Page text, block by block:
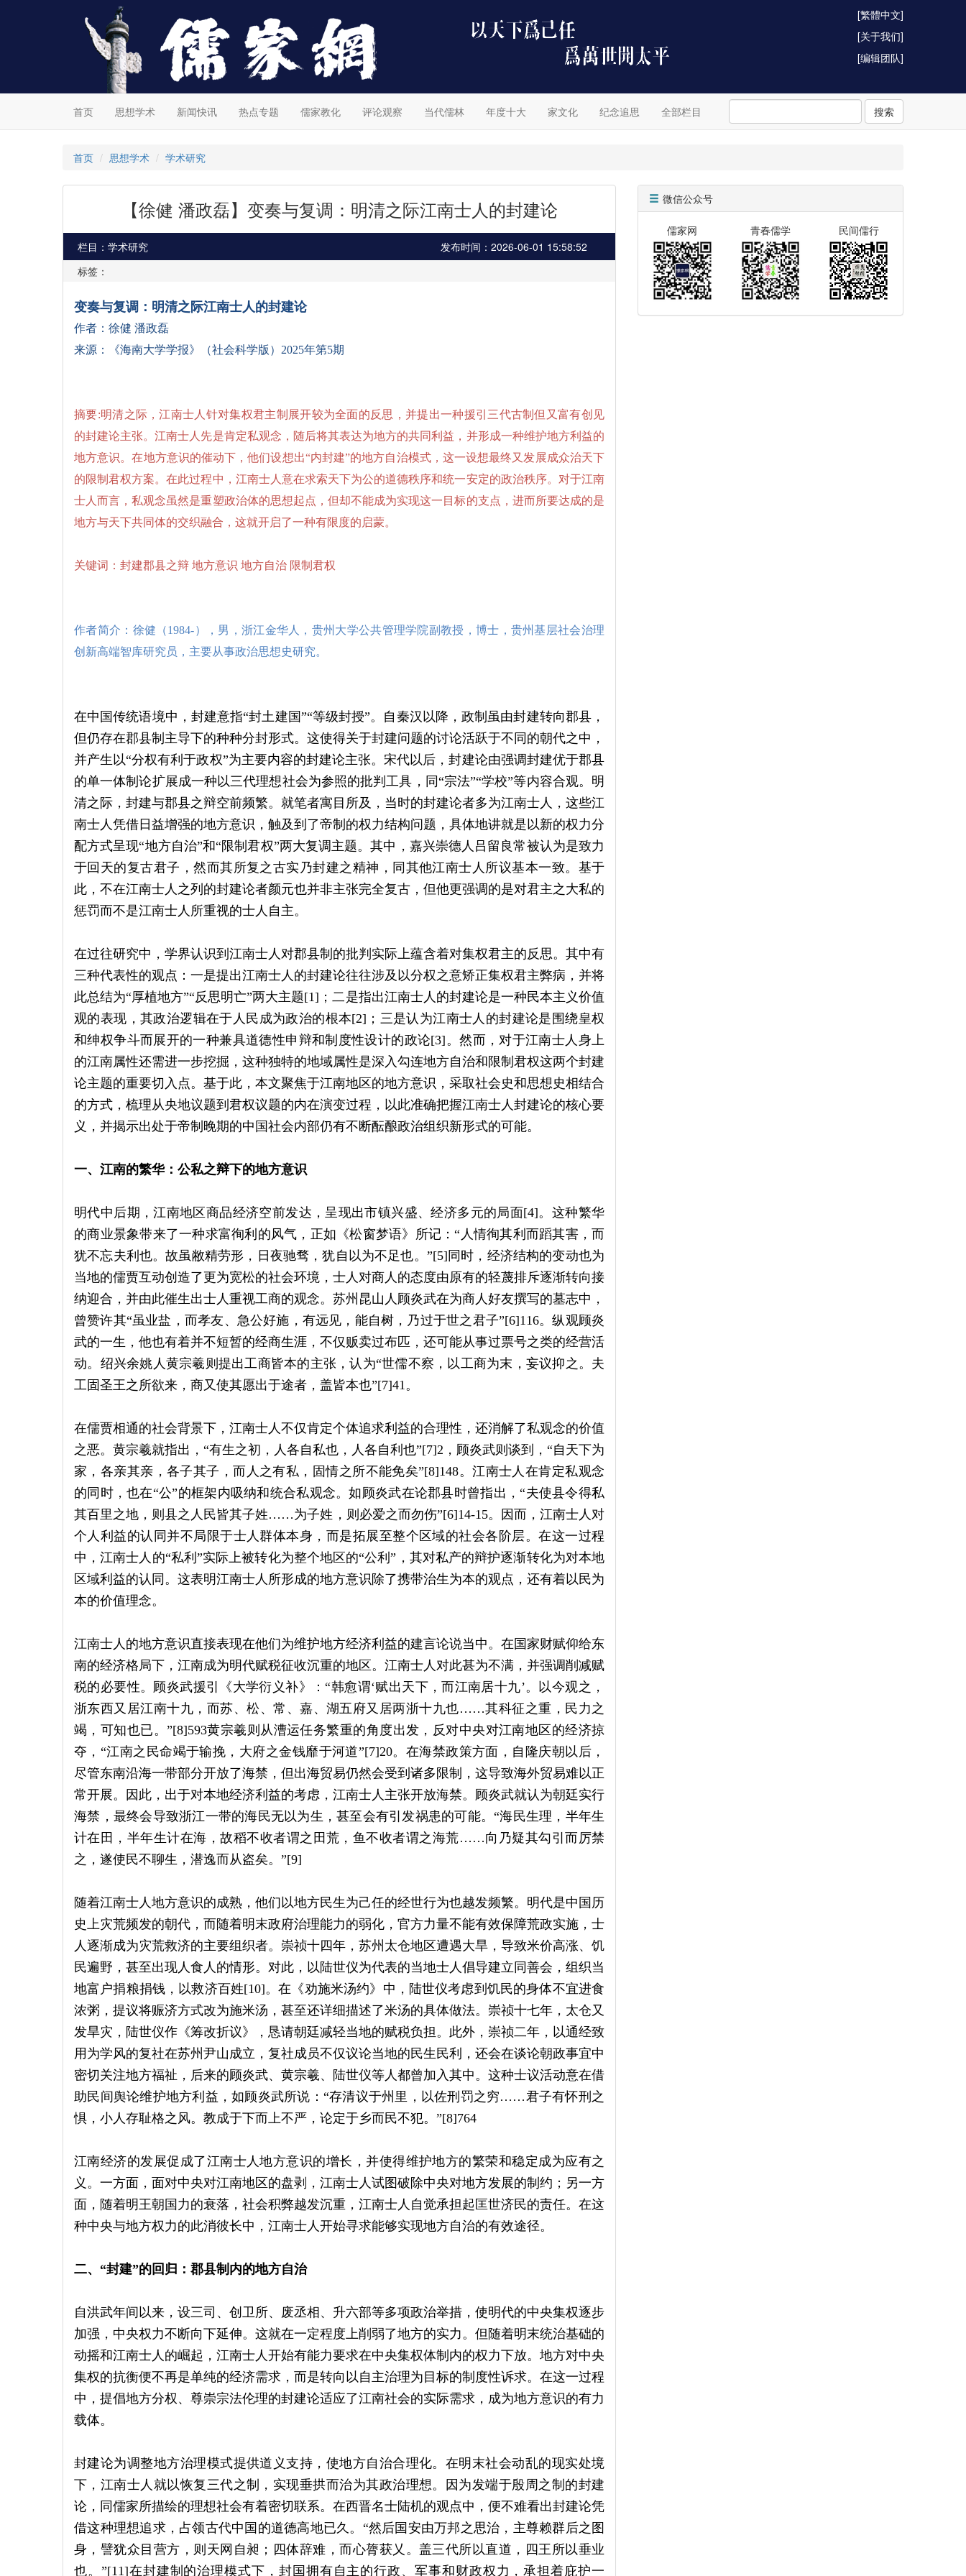
[繁體中文]
[关于我们]
[编辑团队]
首页 思想学术 新闻快讯 热点专题 儒家教化 评论观察 当代儒林 年度十大 家文化 纪念追思 全部栏目 搜索
首页 思想学术 学术研究
【徐健 潘政磊】变奏与复调：明清之际江南士人的封建论
栏目：学术研究
发布时间：2026-06-01 15:58:52
标签：
变奏与复调：明清之际江南士人的封建论
作者：徐健 潘政磊
来源：《海南大学学报》（社会科学版）2025年第5期
摘要:明清之际，江南士人针对集权君主制展开较为全面的反思，并提出一种援引三代古制但又富有创见
的封建论主张。江南士人先是肯定私观念，随后将其表达为地方的共同利益，并形成一种维护地方利益的
地方意识。在地方意识的催动下，他们设想出“内封建”的地方自治模式，这一设想最终又发展成众治天下
的限制君权方案。在此过程中，江南士人意在求索天下为公的道德秩序和统一安定的政治秩序。对于江南
士人而言，私观念虽然是重塑政治体的思想起点，但却不能成为实现这一目标的支点，进而所要达成的是
地方与天下共同体的交织融合，这就开启了一种有限度的启蒙。
关键词：封建郡县之辩 地方意识 地方自治 限制君权
作者简介：徐健（1984-），男，浙江金华人，贵州大学公共管理学院副教授，博士，贵州基层社会治理
创新高端智库研究员，主要从事政治思想史研究。
在中国传统语境中，封建意指“封土建国”“等级封授”。自秦汉以降，政制虽由封建转向郡县，
但仍存在郡县制主导下的种种分封形式。这使得关于封建问题的讨论活跃于不同的朝代之中，
并产生以“分权有利于政权”为主要内容的封建论主张。宋代以后，封建论由强调封建优于郡县
的单一体制论扩展成一种以三代理想社会为参照的批判工具，同“宗法”“学校”等内容合观。明
清之际，封建与郡县之辩空前频繁。就笔者寓目所及，当时的封建论者多为江南士人，这些江
南士人凭借日益增强的地方意识，触及到了帝制的权力结构问题，具体地讲就是以新的权力分
配方式呈现“地方自治”和“限制君权”两大复调主题。其中，嘉兴崇德人吕留良常被认为是致力
于回天的复古君子，然而其所复之古实乃封建之精神，同其他江南士人所议基本一致。基于
此，不在江南士人之列的封建论者颜元也并非主张完全复古，但他更强调的是对君主之大私的
惩罚而不是江南士人所重视的士人自主。
在过往研究中，学界认识到江南士人对郡县制的批判实际上蕴含着对集权君主的反思。其中有
三种代表性的观点：一是提出江南士人的封建论往往涉及以分权之意矫正集权君主弊病，并将
此总结为“厚植地方”“反思明亡”两大主题[1]；二是指出江南士人的封建论是一种民本主义价值
观的表现，其政治逻辑在于人民成为政治的根本[2]；三是认为江南士人的封建论是围绕皇权
和绅权争斗而展开的一种兼具道德性申辩和制度性设计的政论[3]。然而，对于江南士人身上
的江南属性还需进一步挖掘，这种独特的地域属性是深入勾连地方自治和限制君权这两个封建
论主题的重要切入点。基于此，本文聚焦于江南地区的地方意识，采取社会史和思想史相结合
的方式，梳理从央地议题到君权议题的内在演变过程，以此准确把握江南士人封建论的核心要
义，并揭示出处于帝制晚期的中国社会内部仍有不断酝酿政治组织新形式的可能。
一、江南的繁华：公私之辩下的地方意识
明代中后期，江南地区商品经济空前发达，呈现出市镇兴盛、经济多元的局面[4]。这种繁华
的商业景象带来了一种求富徇利的风气，正如《松窗梦语》所记：“人情徇其利而蹈其害，而
犹不忘夫利也。故虽敝精劳形，日夜驰骛，犹自以为不足也。”[5]同时，经济结构的变动也为
当地的儒贾互动创造了更为宽松的社会环境，士人对商人的态度由原有的轻蔑排斥逐渐转向接
纳迎合，并由此催生出士人重视工商的观念。苏州昆山人顾炎武在为商人好友撰写的墓志中，
曾赞许其“虽业盐，而孝友、急公好施，有远见，能自树，乃过于世之君子”[6]116。纵观顾炎
武的一生，他也有着并不短暂的经商生涯，不仅贩卖过布匹，还可能从事过票号之类的经营活
动。绍兴余姚人黄宗羲则提出工商皆本的主张，认为“世儒不察，以工商为末，妄议抑之。夫
工固圣王之所欲来，商又使其愿出于途者，盖皆本也”[7]41。
在儒贾相通的社会背景下，江南士人不仅肯定个体追求利益的合理性，还消解了私观念的价值
之恶。黄宗羲就指出，“有生之初，人各自私也，人各自利也”[7]2，顾炎武则谈到，“自天下为
家，各亲其亲，各子其子，而人之有私，固情之所不能免矣”[8]148。江南士人在肯定私观念
的同时，也在“公”的框架内吸纳和统合私观念。如顾炎武在论郡县时曾指出，“夫使县令得私
其百里之地，则县之人民皆其子姓……为子姓，则必爱之而勿伤”[6]14-15。因而，江南士人对
个人利益的认同并不局限于士人群体本身，而是拓展至整个区域的社会各阶层。在这一过程
中，江南士人的“私利”实际上被转化为整个地区的“公利”，其对私产的辩护逐渐转化为对本地
区域利益的认同。这表明江南士人所形成的地方意识除了携带治生为本的观点，还有着以民为
本的价值理念。
江南士人的地方意识直接表现在他们为维护地方经济利益的建言论说当中。在国家财赋仰给东
南的经济格局下，江南成为明代赋税征收沉重的地区。江南士人对此甚为不满，并强调削减赋
税的必要性。顾炎武援引《大学衍义补》：“韩愈谓‘赋出天下，而江南居十九’。以今观之，
浙东西又居江南十九，而苏、松、常、嘉、湖五府又居两浙十九也……其科征之重，民力之
竭，可知也已。”[8]593黄宗羲则从漕运任务繁重的角度出发，反对中央对江南地区的经济掠
夺，“江南之民命竭于输挽，大府之金钱靡于河道”[7]20。在海禁政策方面，自隆庆朝以后，
尽管东南沿海一带部分开放了海禁，但出海贸易仍然会受到诸多限制，这导致海外贸易难以正
常开展。因此，出于对本地经济利益的考虑，江南士人主张开放海禁。顾炎武就认为朝廷实行
海禁，最终会导致浙江一带的海民无以为生，甚至会有引发祸患的可能。“海民生理，半年生
计在田，半年生计在海，故稻不收者谓之田荒，鱼不收者谓之海荒……向乃疑其勾引而厉禁
之，遂使民不聊生，潜逸而从盗矣。”[9]
随着江南士人地方意识的成熟，他们以地方民生为己任的经世行为也越发频繁。明代是中国历
史上灾荒频发的朝代，而随着明末政府治理能力的弱化，官方力量不能有效保障荒政实施，士
人逐渐成为灾荒救济的主要组织者。崇祯十四年，苏州太仓地区遭遇大旱，导致米价高涨、饥
民遍野，甚至出现人食人的情形。对此，以陆世仪为代表的当地士人倡导建立同善会，组织当
地富户捐粮捐钱，以救济百姓[10]。在《劝施米汤约》中，陆世仪考虑到饥民的身体不宜进食
浓粥，提议将赈济方式改为施米汤，甚至还详细描述了米汤的具体做法。崇祯十七年，太仓又
发旱灾，陆世仪作《筹改折议》，恳请朝廷减轻当地的赋税负担。此外，崇祯二年，以通经致
用为学风的复社在苏州尹山成立，复社成员不仅议论当地的民生民利，还会在谈论朝政事宜中
密切关注地方福祉，后来的顾炎武、黄宗羲、陆世仪等人都曾加入其中。这种士议活动意在借
助民间舆论维护地方利益，如顾炎武所说：“存清议于州里，以佐刑罚之穷……君子有怀刑之
惧，小人存耻格之风。教成于下而上不严，论定于乡而民不犯。”[8]764
江南经济的发展促成了江南士人地方意识的增长，并使得维护地方的繁荣和稳定成为应有之
义。一方面，面对中央对江南地区的盘剥，江南士人试图破除中央对地方发展的制约；另一方
面，随着明王朝国力的衰落，社会积弊越发沉重，江南士人自觉承担起匡世济民的责任。在这
种中央与地方权力的此消彼长中，江南士人开始寻求能够实现地方自治的有效途径。
二、“封建”的回归：郡县制内的地方自治
自洪武年间以来，设三司、创卫所、废丞相、升六部等多项政治举措，使明代的中央集权逐步
加强，中央权力不断向下延伸。这就在一定程度上削弱了地方的实力。但随着明末统治基础的
动摇和江南士人的崛起，江南士人开始有能力要求在中央集权体制内的权力下放。地方对中央
集权的抗衡便不再是单纯的经济需求，而是转向以自主治理为目标的制度性诉求。在这一过程
中，提倡地方分权、尊崇宗法伦理的封建论适应了江南社会的实际需求，成为地方意识的有力
载体。
封建论为调整地方治理模式提供道义支持，使地方自治合理化。在明末社会动乱的现实处境
下，江南士人就以恢复三代之制，实现垂拱而治为其政治理想。因为发端于殷周之制的封建
论，同儒家所描绘的理想社会有着密切联系。在西晋名士陆机的观点中，便不难看出封建论凭
借这种理想追求，占领古代中国的道德高地已久。“然后国安由万邦之思治，主尊赖群后之图
身，譬犹众目营方，则天网自昶；四体辞难，而心膂获乂。盖三代所以直道，四王所以垂业
也。”[11]在封建制的治理模式下，封国拥有自主的行政、军事和财政权力，承担着庇护一
微信公众号
儒家网 青春儒学 民间儒行